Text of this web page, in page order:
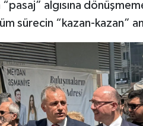
algısına
sürecin “kazan-kazan”